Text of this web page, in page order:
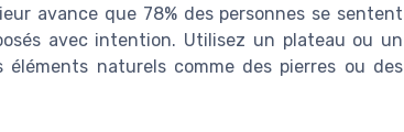
avance que 78% des personnes se sentent
avec intention. Utilisez un plateau ou un
naturels comme des pierres ou des